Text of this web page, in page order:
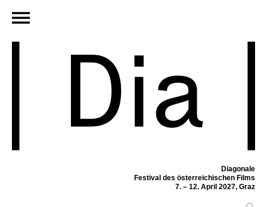
Diagonale
Festival des österreichischen Films
7. – 12. April 2027, Graz